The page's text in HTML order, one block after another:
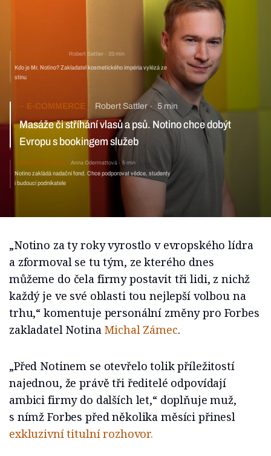
Robert Sattler 33 min
Kdo je Mr. Notino? Zakladatel kosmetického impéria vylézá ze
stínu
E-COMMERCE Robert Sattler 5 min
Masáže či stříhání vlasů a psů. Notino chce dobýt Evropu
s bookingem služeb
Notino zakládá nadační fond. Chce podporovat vědce,
studenty i budoucí podnikatele
„Notino za ty roky vyrostlo v evropského lídra
a zformoval se tu tým, ze kterého dnes
můžeme do čela firmy postavit tři lidi, z nichž
každý je ve své oblasti tou nejlepší volbou na
trhu,“ komentuje personální změny pro Forbes
zakladatel Notina Michal Zámec.
„Před Notinem se otevřelo tolik příležitostí
najednou, že právě tři ředitelé odpovídají
ambici firmy do dalších let,“ doplňuje muž,
s nímž Forbes před několika měsíci přinesl
exkluzivní titulní rozhovor.